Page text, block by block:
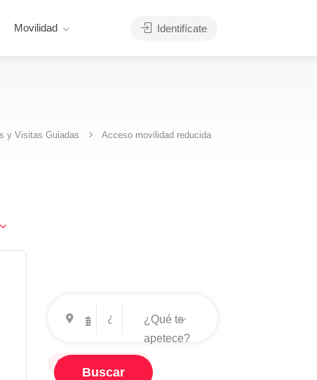
Movilidad Identifícate
y Visitas Guiadas Acceso movilidad reducida
¿Qué te
apetece?
Buscar